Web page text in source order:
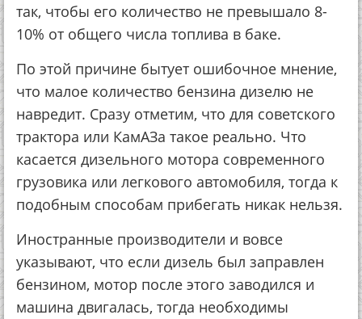
так, чтобы его количество не превышало 8-
10% от общего числа топлива в баке.
По этой причине бытует ошибочное мнение,
что малое количество бензина дизелю не
навредит. Сразу отметим, что для советского
трактора или КамАЗа такое реально. Что
касается дизельного мотора современного
грузовика или легкового автомобиля, тогда к
подобным способам прибегать никак нельзя.
Иностранные производители и вовсе
указывают, что если дизель был заправлен
бензином, мотор после этого заводился и
машина двигалась, тогда необходимы